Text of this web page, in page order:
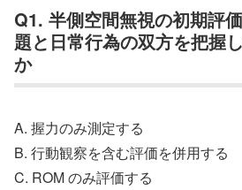
Q1. 半側空間無視の初期評
題と日常行為の双方を把握
か
A. 握力のみ測定する
B. 行動観察を含む評価を併用する
C. ROM のみ評価する